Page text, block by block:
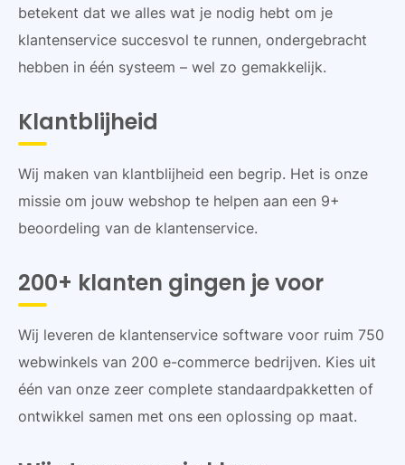
betekent dat we alles wat je nodig hebt om je
klantenservice succesvol te runnen, ondergebracht
hebben in één systeem – wel zo gemakkelijk.
Klantblijheid
Wij maken van klantblijheid een begrip. Het is onze
missie om jouw webshop te helpen aan een 9+
beoordeling van de klantenservice.
200+ klanten gingen je voor
Wij leveren de klantenservice software voor ruim 750
webwinkels van 200 e-commerce bedrijven. Kies uit
één van onze zeer complete standaardpakketten of
ontwikkel samen met ons een oplossing op maat.